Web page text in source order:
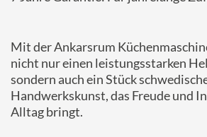
Mit der Ankarsrum
nicht nur einen leistungsstarken
sondern auch ein Stück
Handwerkskunst, das Freude und
Alltag bringt.